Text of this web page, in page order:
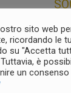
sito web
ricordando le
su "Accetta
è
un